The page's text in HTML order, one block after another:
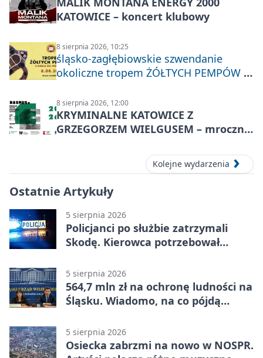
KATOWICE – koncert klubowy
8 sierpnia 2026, 10:25
śląsko-zagłębiowskie szwendanie
okoliczne tropem ŻÓŁTYCH PEMPÓW z
8 sierpnia 2026, 12:00
KRYMINALNE KATOWICE Z
GRZEGORZEM WIELGUSEM – mroczne
Kolejne wydarzenia
Ostatnie Artykuły
5 sierpnia 2026
Policjanci po służbie zatrzymali
Skodę. Kierowca potrzebował
5 sierpnia 2026
564,7 mln zł na ochronę ludności na
Śląsku. Wiadomo, na co pójdą
5 sierpnia 2026
Osiecka zabrzmi na nowo w NOSPR.